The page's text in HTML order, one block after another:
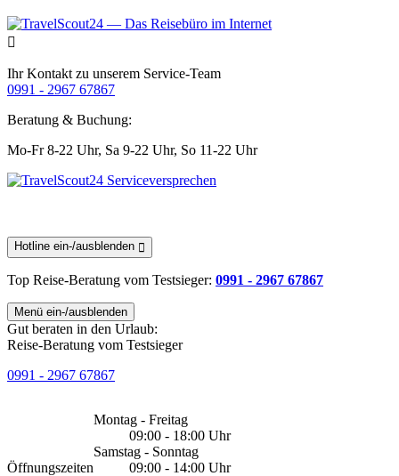
Ihr Kontakt zu unserem Service-Team
0991 - 2967 67867
Beratung & Buchung:
Mo-Fr 8-22 Uhr, Sa 9-22 Uhr, So 11-22 Uhr
Hotline ein-/ausblenden
Top Reise-Beratung vom Testsieger: 0991 - 2967 67867
Menü ein-/ausblenden
Gut beraten in den Urlaub:
Reise-Beratung vom Testsieger
0991 - 2967 67867
Öffnungszeiten
Montag - Freitag
09:00 - 18:00 Uhr
Samstag - Sonntag
09:00 - 14:00 Uhr